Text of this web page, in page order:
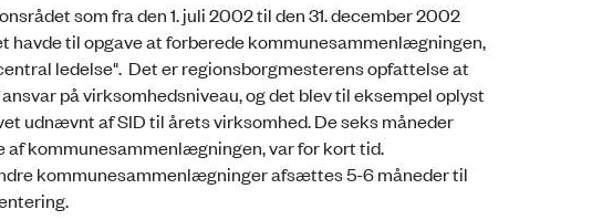
som fra den 1. juli 2002 til den 31. december 2002
til opgave at forberede kommunesammenlægningen,
ledelse". Det er regionsborgmesterens opfattelse at
på virksomhedsniveau, og det blev til eksempel oplyst
udnævnt af SID til årets virksomhed. De seks måneder
kommunesammenlægningen, var for kort tid.
kommunesammenlægninger afsættes 5-6 måneder til